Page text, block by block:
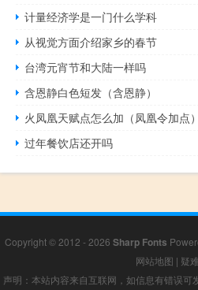
计量经济学是一门什么学科
从视觉方面介绍家乡的春节
台湾元宵节和大陆一样吗
含恩静白色短发（含恩静）
火凤凰天赋点怎么加（凤凰令加点）
过年餐饮店还开吗
Copyright © 2012 - 2026 Sharp Fonts
网站地图 | 疑
声明：本站内容来自互联网，如信息有错误